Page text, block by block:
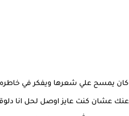
يمسح علي شعرها ويفكر في خاطره
عشان كنت عايز اوصل لحل انا